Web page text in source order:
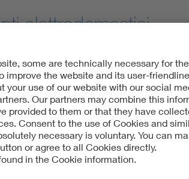
elettrodomestici
devono soddisfare i requisiti
e compatibilità elettromagnetica.